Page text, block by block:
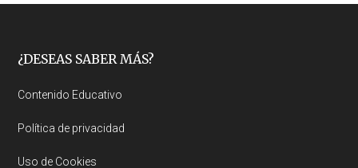
Footer
¿DESEAS SABER MÁS?
Contenido Educativo
Política de privacidad
Uso de Cookies